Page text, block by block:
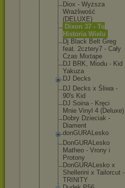
Diox - Wyższa
Wrażliwość
(DELUXE)
Dixon 37 - To
Historia Wielu
Dj Black Belt Greg
feat. 2cztery7 - Cały
Czas Mixtape
DJ BRK, Miodu - Kid
Yakuza
DJ Decks
DJ Decks x Śliwa -
90's Kid
DJ Soina - Kręci
Mnie Vinyl 4 (Deluxe)
Dobry Dzieciak -
Diament
donGURALesko
DonGURALesko
Matheo - Vrony i
Protony
DonGURALesko x
Shellerini x Tailorcut -
TRINITY